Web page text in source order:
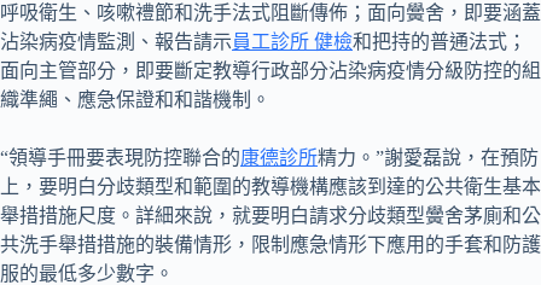
呼吸衛生、咳嗽禮節和洗手法式阻斷傳佈；面向黌舍，即要涵蓋
沾染病疫情監測、報告請示員工診所 健檢和把持的普通法式；
面向主管部分，即要斷定教導行政部分沾染病疫情分級防控的組
織準繩、應急保證和和諧機制。
“領導手冊要表現防控聯合的康德診所精力。”謝愛磊說，在預防
上，要明白分歧類型和範圍的教導機構應該到達的公共衛生基本
舉措措施尺度。詳細來說，就要明白請求分歧類型黌舍茅廁和公
共洗手舉措措施的裝備情形，限制應急情形下應用的手套和防護
服的最低多少數字。